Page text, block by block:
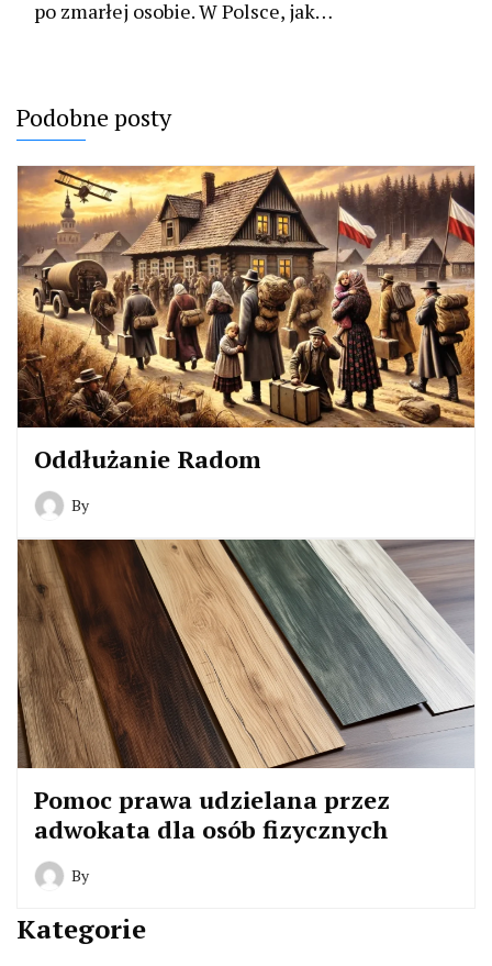
po zmarłej osobie. W Polsce, jak…
Podobne posty
Oddłużanie Radom
By
Pomoc prawa udzielana przez
adwokata dla osób fizycznych
By
Kategorie